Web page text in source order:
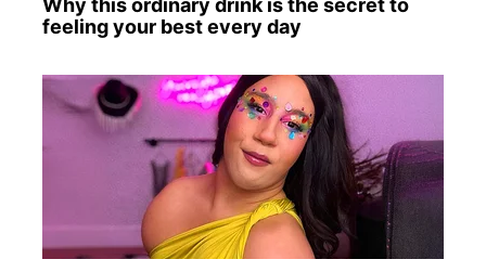
Why this ordinary drink is the secret to
feeling your best every day